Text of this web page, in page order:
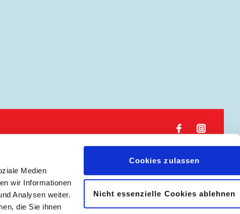
Medien
wir Informationen
Analysen weiter.
die Sie ihnen
Cookies zulassen
Nicht essenzielle Cookies ablehnen
𝖿 📷
|
Abonnement kündigen